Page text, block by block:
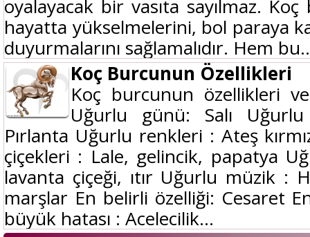
oyalayacak bir vasıta sayılmaz. Koç
hayatta yükselmelerini, bol paraya
duyurmalarını sağlamalıdır. Hem
Koç Burcunun Özellikleri
Koç burcunun özellikleri
Uğurlu günü: Salı
Pırlanta Uğurlu renkleri : Ateş
çiçekleri : Lale, gelincik, papatya
lavanta çiçeği, ıtır Uğurlu müzik :
marşlar En belirli özelliği: Cesaret
büyük hatası : Acelecilik...